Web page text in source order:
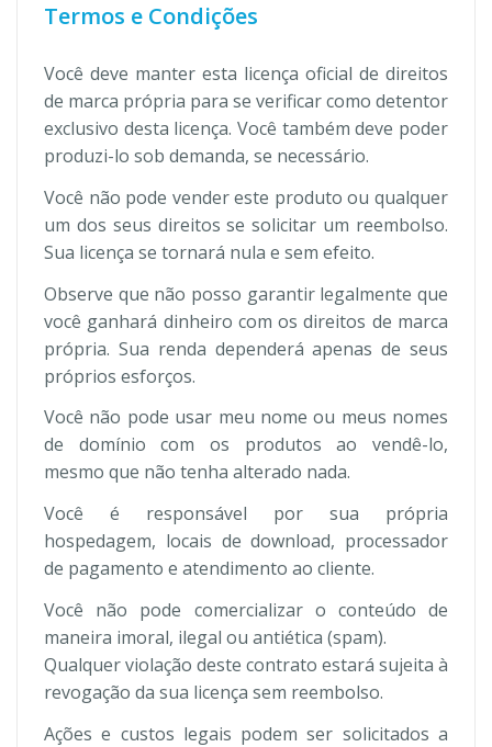
Termos e Condições
Você deve manter esta licença oficial de direitos
de marca própria para se verificar como detentor
exclusivo desta licença. Você também deve poder
produzi-lo sob demanda, se necessário.
Você não pode vender este produto ou qualquer
um dos seus direitos se solicitar um reembolso.
Sua licença se tornará nula e sem efeito.
Observe que não posso garantir legalmente que
você ganhará dinheiro com os direitos de marca
própria. Sua renda dependerá apenas de seus
próprios esforços.
Você não pode usar meu nome ou meus nomes
de domínio com os produtos ao vendê-lo,
mesmo que não tenha alterado nada.
Você é responsável por sua própria
hospedagem, locais de download, processador
de pagamento e atendimento ao cliente.
Você não pode comercializar o conteúdo de
maneira imoral, ilegal ou antiética (spam).
Qualquer violação deste contrato estará sujeita à
revogação da sua licença sem reembolso.
Ações e custos legais podem ser solicitados a